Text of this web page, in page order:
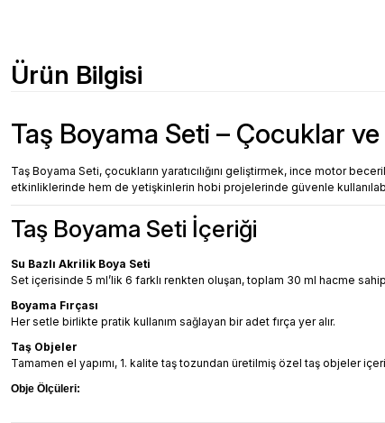
Ürün Bilgisi
Taş Boyama Seti – Çocuklar
Taş Boyama Seti, çocukların yaratıcılığını geliştirmek, ince motor
etkinliklerinde hem de yetişkinlerin hobi projelerinde güvenle
Taş Boyama Seti İçeriği
Su Bazlı Akrilik Boya Seti
Set içerisinde 5 ml’lik 6 farklı renkten oluşan, toplam 30 ml hacme
Boyama Fırçası
Her setle birlikte pratik kullanım sağlayan bir adet fırça yer alır.
Taş Objeler
Tamamen el yapımı, 1. kalite taş tozundan üretilmiş özel taş objeler
Obje Ölçüleri: